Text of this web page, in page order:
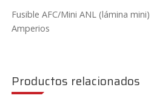
Fusible AFC/Mini ANL (lámina
Amperios
Productos relacionados